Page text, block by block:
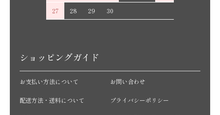
27
28 29 30
ショッピングガイド
お支払い方法について
配送方法・送料について
お問い合わせ
プライバシーポリシー